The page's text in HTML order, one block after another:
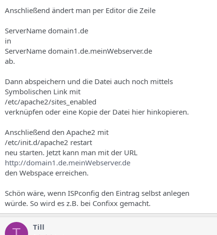
Anschließend ändert man per Editor die Zeile
ServerName domain1.de
in
ServerName domain1.de.meinWebserver.de
ab.
Dann abspeichern und die Datei auch noch mittels
Symbolischen Link mit
/etc/apache2/sites_enabled
verknüpfen oder eine Kopie der Datei hier hinkopieren.
Anschließend den Apache2 mit
/etc/init.d/apache2 restart
neu starten. Jetzt kann man mit der URL
http://domain1.de.meinWebserver.de
den Webspace erreichen.
Schön wäre, wenn ISPconfig den Eintrag selbst anlegen
würde. So wird es z.B. bei Confixx gemacht.
Till